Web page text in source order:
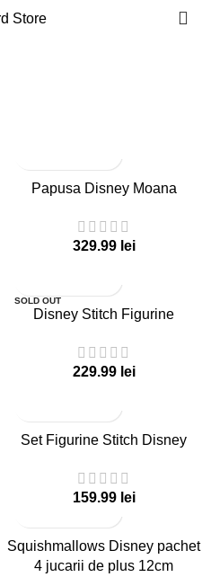
Papusa Disney Moana
lei
SOLD OUT
Disney Stitch Figurine
lei
Set Figurine Stitch Disney
lei
Squishmallows Disney pachet
4 jucarii de plus 12cm